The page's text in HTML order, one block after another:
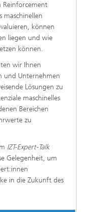
Reinforcement
maschinellen
können
liegen und wie
können.
wir Ihnen
und Unternehmen
Lösungen zu
maschinelles
Bereichen
zu
IZT-Expert-Talk
Gelegenheit, um
in die Zukunft des